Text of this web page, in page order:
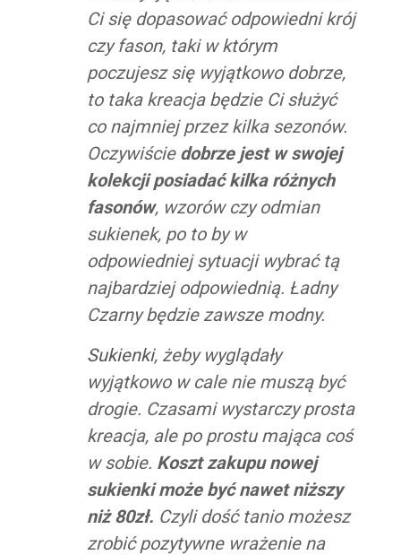
Ci się dopasować odpowiedni krój
czy fason, taki w którym
poczujesz się wyjątkowo dobrze,
to taka kreacja będzie Ci służyć
co najmniej przez kilka sezonów.
Oczywiście dobrze jest w swojej
kolekcji posiadać kilka różnych
fasonów, wzorów czy odmian
sukienek, po to by w
odpowiedniej sytuacji wybrać tą
najbardziej odpowiednią. Ładny
Czarny będzie zawsze modny.
Sukienki, żeby wyglądały
wyjątkowo w cale nie muszą być
drogie. Czasami wystarczy prosta
kreacja, ale po prostu mająca coś
w sobie. Koszt zakupu nowej
sukienki może być nawet niższy
niż 80zł. Czyli dość tanio możesz
zrobić pozytywne wrażenie na